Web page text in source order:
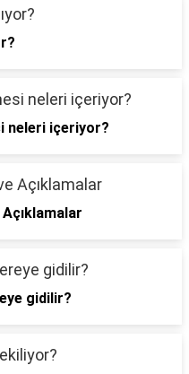
neleri içeriyor?
gidilir?